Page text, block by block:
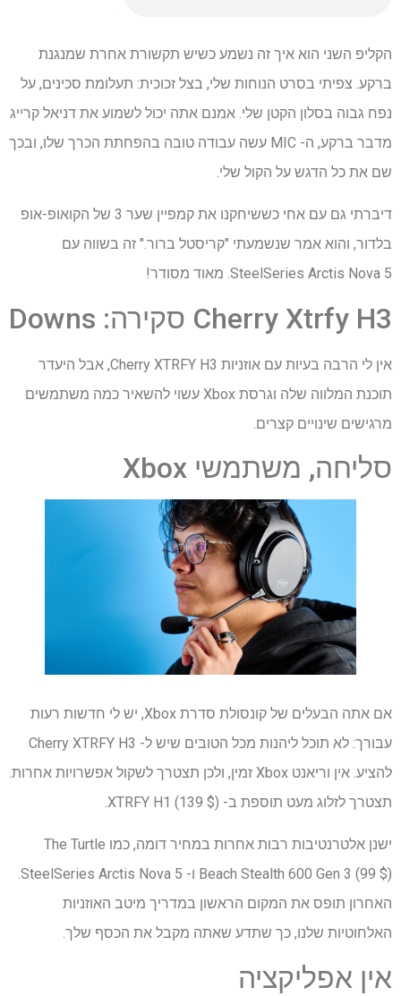
הקליפ השני הוא איך זה נשמע כשיש תקשורת אחרת שמנגנת
ברקע. צפיתי בסרט הנוחות שלי, בצל זכוכית: תעלומת סכינים, על
נפח גבוה בסלון הקטן שלי. אמנם אתה יכול לשמוע את דניאל קרייג
מדבר ברקע, ה- MIC עשה עבודה טובה בהפחתת הכרך שלו, ובכך
שם את כל הדגש על הקול שלי.
דיברתי גם עם אחי כששיחקנו את קמפיין שער 3 של הקואופ-אופ
בלדור, והוא אמר שנשמעתי "קריסטל ברור." זה בשווה עם
SteelSeries Arctis Nova 5. מאוד מסודר!
Cherry Xtrfy H3 סקירה: Downs
אין לי הרבה בעיות עם אוזניות Cherry XTRFY H3, אבל היעדר
תוכנת המלווה שלה וגרסת Xbox עשוי להשאיר כמה משתמשים
מרגישים שינויים קצרים.
סליחה, משתמשי Xbox
אם אתה הבעלים של קונסולת סדרת Xbox, יש לי חדשות רעות
עבורך: לא תוכל ליהנות מכל הטובים שיש ל- Cherry XTRFY H3
להציע. אין וריאנט Xbox זמין, ולכן תצטרך לשקול אפשרויות אחרות.
תצטרך לזלוג מעט תוספת ב- XTRFY H1 (139 $).
ישנן אלטרנטיבות רבות אחרות במחיר דומה, כמו The Turtle
Beach Stealth 600 Gen 3 (99 $) ו- SteelSeries Arctis Nova 5.
האחרון תופס את המקום הראשון במדריך מיטב האוזניות
האלחוטיות שלנו, כך שתדע שאתה מקבל את הכסף שלך.
אין אפליקציה